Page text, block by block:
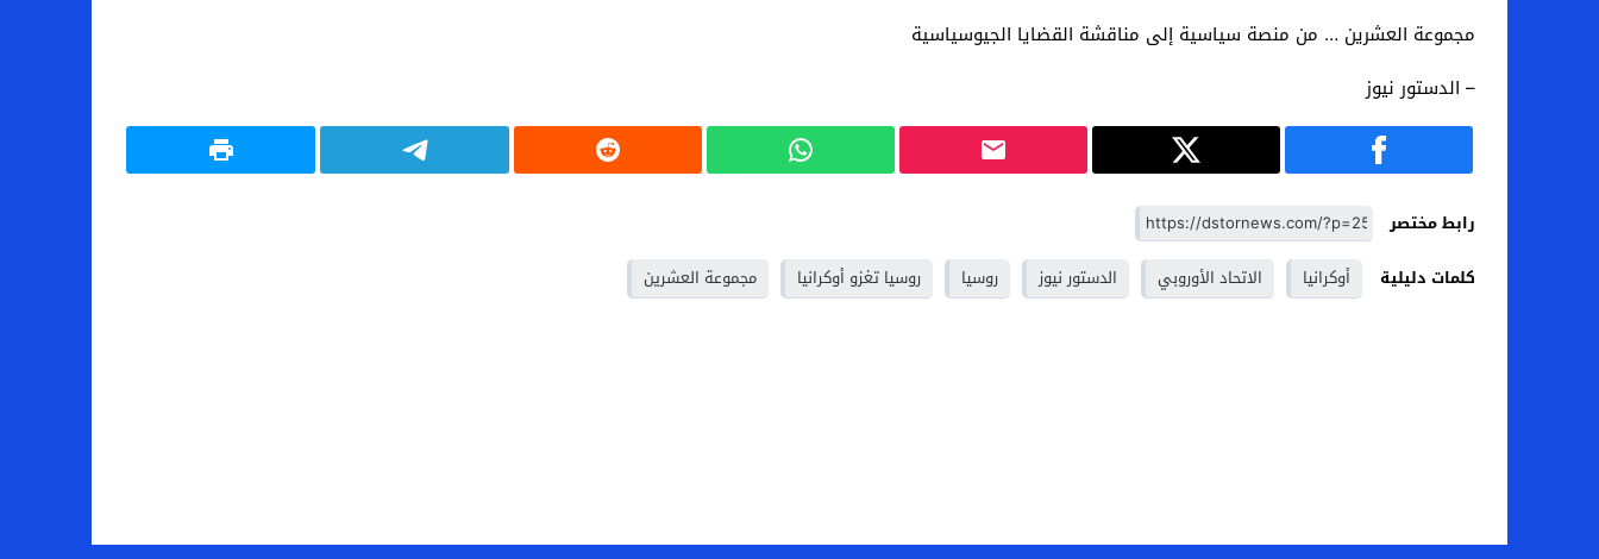
مجموعة العشرين … من منصة سياسية إلى مناقشة القضايا الجيوسياسية
– الدستور نيوز
رابط مختصر
كلمات دليلية
أوكرانيا الاتحاد الأوروبي الدستور نيوز روسيا روسيا تغزو أوكرانيا مجموعة العشرين